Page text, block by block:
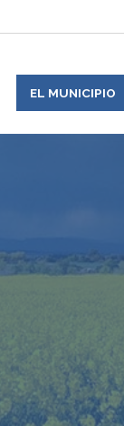
EL MUNICIPIO